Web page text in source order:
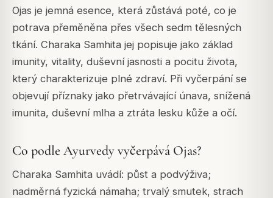
Ojas je jemná esence, která zůstává poté, co je
potrava přeměněna přes všech sedm tělesných
tkání. Charaka Samhita jej popisuje jako základ
imunity, vitality, duševní jasnosti a pocitu života,
který charakterizuje plné zdraví. Při vyčerpání se
objevují příznaky jako přetrvávající únava, snížená
imunita, duševní mlha a ztráta lesku kůže a očí.
Co podle Ayurvedy vyčerpává Ojas?
Charaka Samhita uvádí: půst a podvýživa;
nadměrná fyzická námaha; trvalý smutek, strach